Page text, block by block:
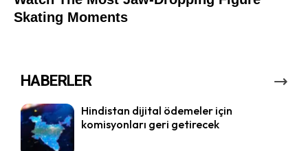
HABERLER
Hindistan dijital ödemeler için
komisyonları geri getirecek